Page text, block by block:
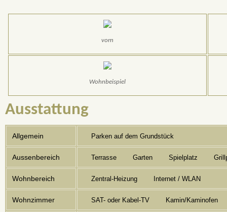
vorn
Wohnbeispiel
Ausstattung
Allgemein Parken auf dem Grundstück
Aussenbereich Terrasse Garten Spielplatz
Wohnbereich Zentral-Heizung Internet / WLAN
Wohnzimmer SAT- oder Kabel-TV Kamin/Kaminofen